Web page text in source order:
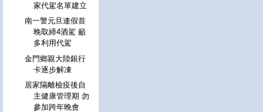
家代駕名單建立
南一警元旦連假首
晚取締4酒駕 籲
多利用代駕
金門鄉親大陸銀行
卡逐步解凍
居家隔離檢疫後自
主健康管理期 勿
參加跨年晚會